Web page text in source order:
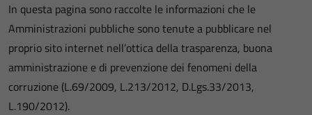
In questa pagina sono raccolte le informazioni che le
Amministrazioni pubbliche sono tenute a pubblicare nel
proprio sito internet nell’ottica della trasparenza, buona
amministrazione e di prevenzione dei fenomeni della
corruzione (L.69/2009, L.213/2012, D.Lgs.33/2013,
L.190/2012).